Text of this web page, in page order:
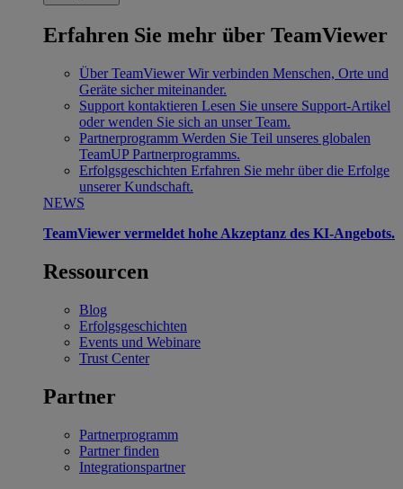
Erfahren Sie mehr über TeamViewer
Über TeamViewer Wir verbinden Menschen, Orte und
Geräte sicher miteinander.
Support kontaktieren Lesen Sie unsere Support-Artikel
oder wenden Sie sich an unser Team.
Partnerprogramm Werden Sie Teil unseres globalen
TeamUP Partnerprogramms.
Erfolgsgeschichten Erfahren Sie mehr über die Erfolge
unserer Kundschaft.
NEWS
TeamViewer vermeldet hohe Akzeptanz des KI-Angebots.
Ressourcen
Blog
Erfolgsgeschichten
Events und Webinare
Trust Center
Partner
Partnerprogramm
Partner finden
Integrationspartner